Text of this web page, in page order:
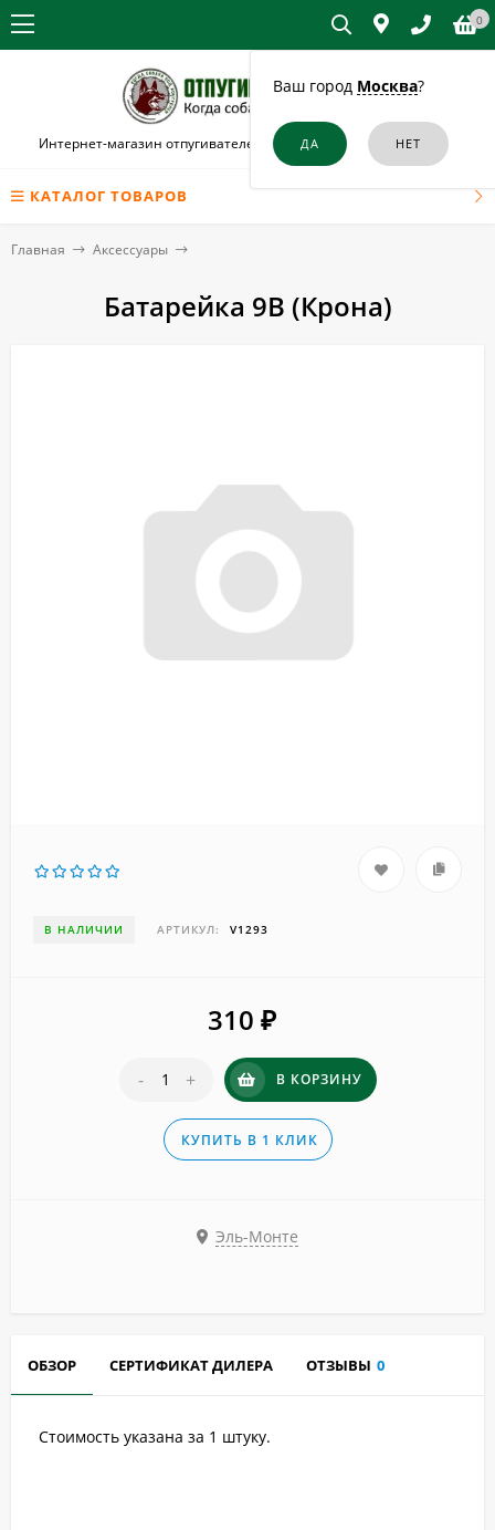
Ваш город Москва?
0
Интернет-магазин отпугивателей собак и кошек в Острогожске
КАТАЛОГ ТОВАРОВ
Главная Аксессуары
Батарейка 9В (Крона)
В НАЛИЧИИ АРТИКУЛ: V1293
310 ₽
- + В КОРЗИНУ
КУПИТЬ В 1 КЛИК
Эль-Монте
ОБЗОР СЕРТИФИКАТ ДИЛЕРА ОТЗЫВЫ 0
Стоимость указана за 1 штуку.